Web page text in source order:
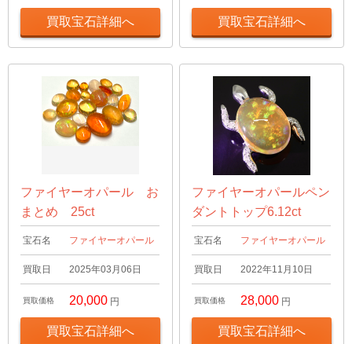
買取宝石詳細へ 買取宝石詳細へ
ファイヤーオパール お
まとめ 25ct
宝石名 ファイヤーオパール
買取日 2025年03月06日
買取価格 20,000 円
買取宝石詳細へ
ファイヤーオパールペン
ダントトップ6.12ct
宝石名 ファイヤーオパール
買取日 2022年11月10日
買取価格 28,000 円
買取宝石詳細へ